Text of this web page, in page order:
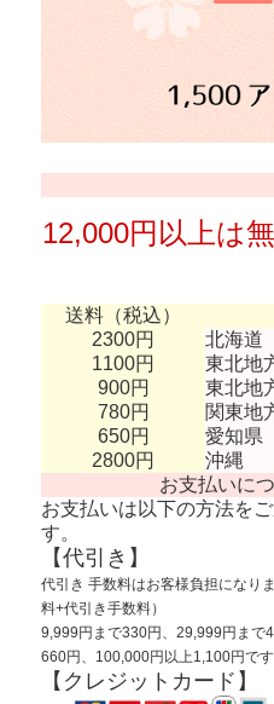
12,000円以上は
送料（税込）
2300円
北海道
1100円
東北地
900円
東北地
780円
関東
650円
愛知
2800円
沖縄
お支払いに
お支払いは以下の方法を
す。
【代引き】
代引き 手数料はお客様負担になり
料+代引き手数料）
9,999円まで330円、29,999円まで
660円、100,000円以上1,100円で
【クレジットカード】